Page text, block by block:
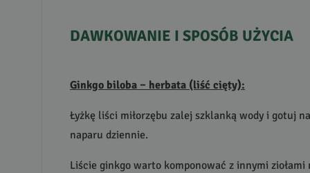
DAWKOWANIE I SPOSÓB UŻYCIA
Ginkgo biloba – herbata (liść cięty):
Łyżkę liści miłorzębu zalej szklanką wody i gotuj
naparu dziennie.
Liście ginkgo warto komponować z innymi